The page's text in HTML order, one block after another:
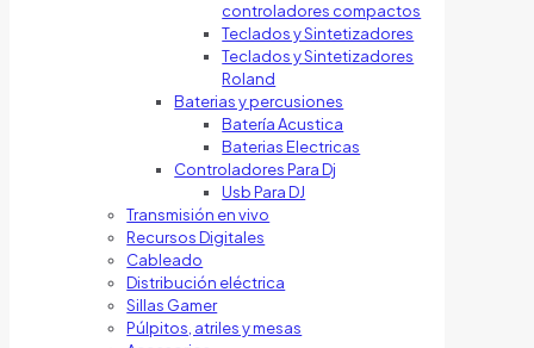
controladores compactos
Teclados y Sintetizadores
Teclados y Sintetizadores
Roland
Baterias y percusiones
Batería Acustica
Baterias Electricas
Controladores Para Dj
Usb Para DJ
Transmisión en vivo
Recursos Digitales
Cableado
Distribución eléctrica
Sillas Gamer
Púlpitos, atriles y mesas